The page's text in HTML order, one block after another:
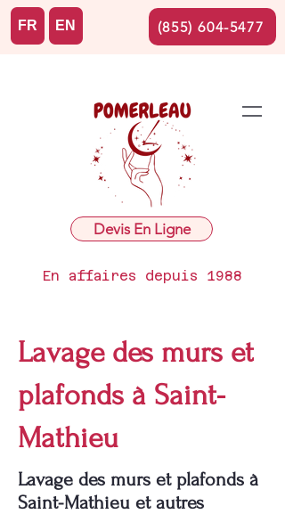
Devis En Ligne
En affaires depuis 1988
FR EN (855) 604-5477
Lavage des murs et
plafonds à Saint-
Mathieu
Lavage des murs et plafonds à
Saint-Mathieu et autres